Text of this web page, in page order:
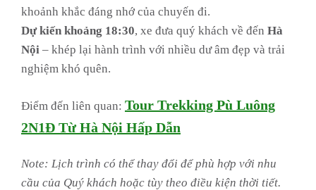
khoảnh khắc đáng nhớ của chuyến đi.
Dự kiến khoảng 18:30, xe đưa quý khách về đến Hà
Nội – khép lại hành trình với nhiều dư âm đẹp và trải
nghiệm khó quên.
Điểm đến liên quan: Tour Trekking Pù Luông
2N1Đ Từ Hà Nội Hấp Dẫn
Note: Lịch trình có thể thay đổi để phù hợp với nhu
cầu của Quý khách hoặc tùy theo điều kiện thời tiết.